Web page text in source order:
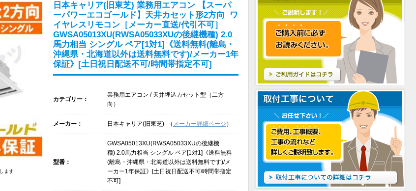
日本キャリア(旧東芝) 業務用エアコン 【スーパ
ーパワーエコゴールド】天井カセット形2方向 ワ
イヤレスリモコン［メーカー直送/代引不可］
GWSA05013XU(RWSA05033XUの後継機種) 2.0
馬力相当 シングル ペア[1対1]《送料無料(離島・
沖縄県・北海道以外は送料無料です)/メーカー1年
保証》[土日祝日配送不可/時間帯指定不可]
カテゴリー：
業務用エアコン / 天井埋込カセット型（二方
向）
メーカー： 日本キャリア(旧東芝) （ メーカー詳細ページ ）
型番：
GWSA05013XU(RWSA05033XUの後継機
種) 2.0馬力相当 シングル ペア[1対1]《送料無料
(離島・沖縄県・北海道以外は送料無料です)/メ
ーカー1年保証》[土日祝日配送不可/時間帯指定
不可]
ます